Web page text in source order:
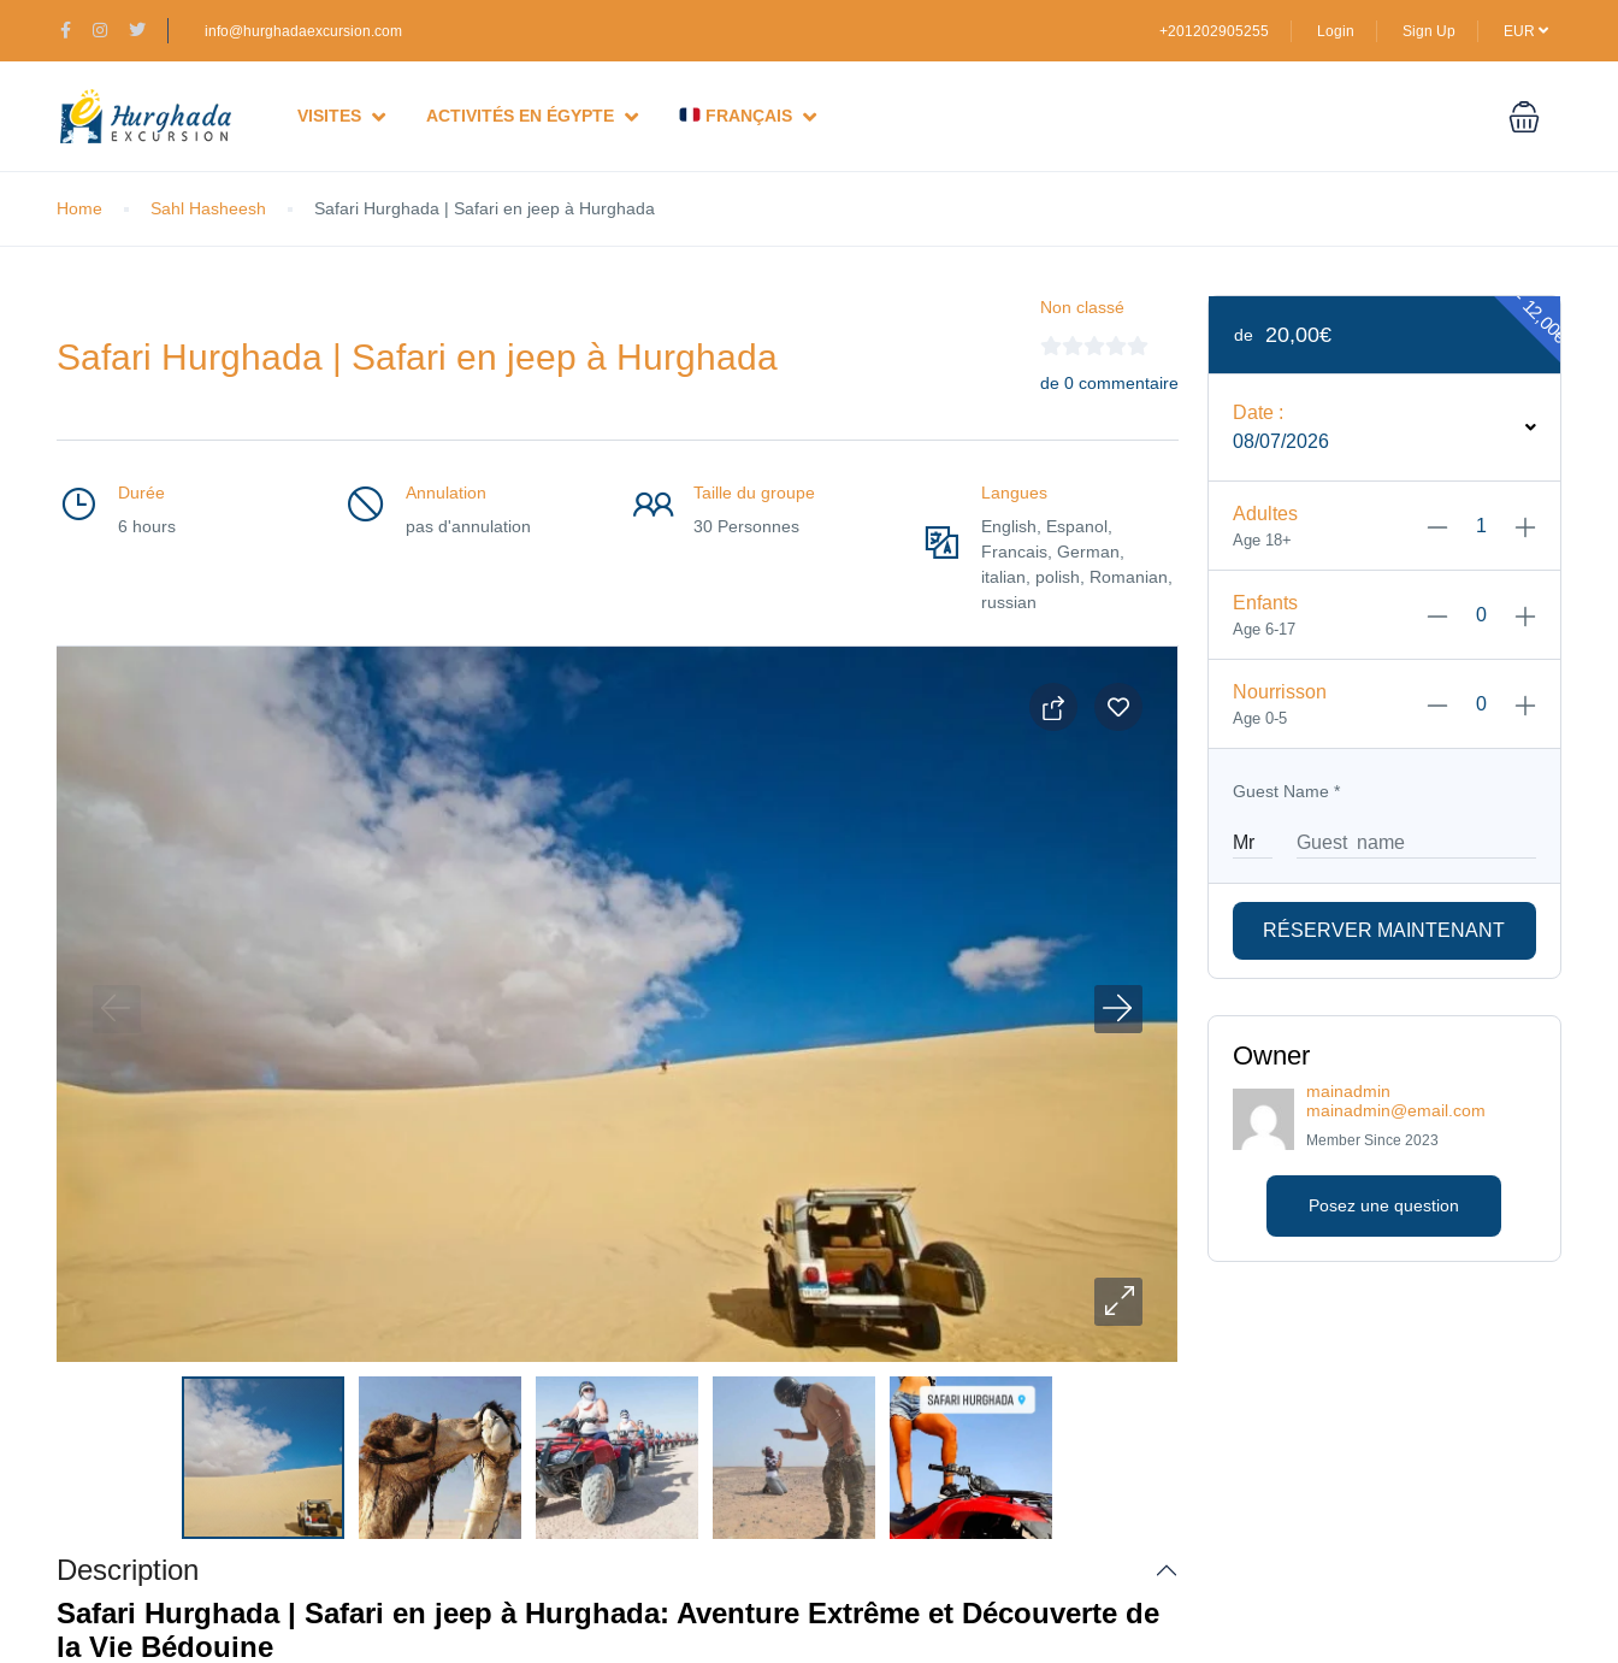
info@hurghadaexcursion.com +201202905255 Login Sign Up EUR
VISITES ACTIVITÉS EN ÉGYPTE FRANÇAIS
Home Sahl Hasheesh Safari Hurghada | Safari en jeep à Hurghada
Safari Hurghada | Safari en jeep à Hurghada
Non classé
de 0 commentaire
Durée
6 hours
Annulation
pas d'annulation
Taille du groupe
30 Personnes
Langues
English, Espanol,
Francais, German,
italian, polish, Romanian,
russian
Description
Safari Hurghada | Safari en jeep à Hurghada: Aventure Extrême et Découverte de
la Vie Bédouine
- 12,00€
de 20,00€
Date :
08/07/2026
Adultes
Age 18+
Enfants
Age 6-17
Nourrisson
Age 0-5
Guest Name *
RÉSERVER MAINTENANT
Owner
mainadmin
mainadmin@email.com
Member Since 2023
Posez une question